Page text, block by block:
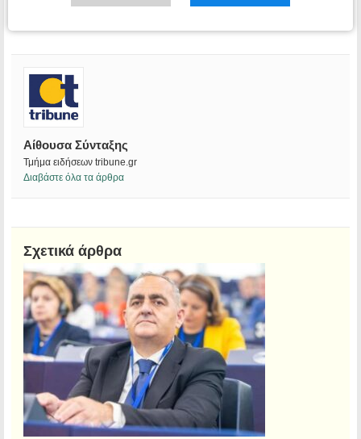
Αίθουσα Σύνταξης
Τμήμα ειδήσεων tribune.gr
Διαβάστε όλα τα άρθρα
Σχετικά άρθρα